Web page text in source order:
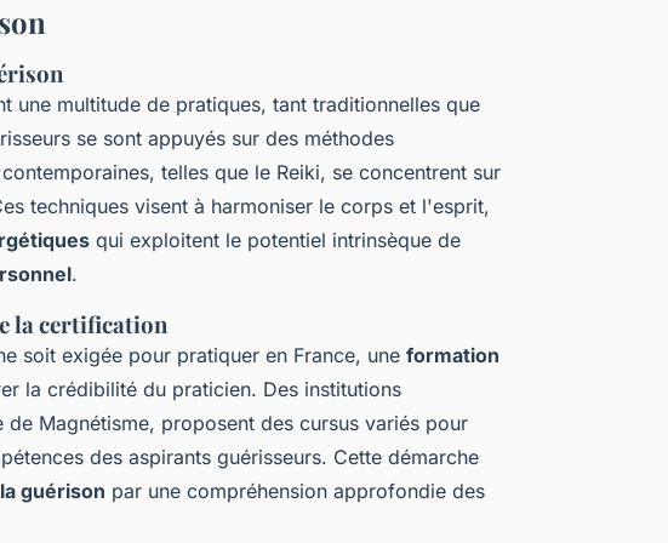
une multitude de pratiques, tant traditionnelles que
se sont appuyés sur des méthodes
telles que le Reiki, se concentrent sur
techniques visent à harmoniser le corps et l'esprit,
qui exploitent le potentiel intrinsèque de
.
la certification
soit exigée pour pratiquer en France, une formation
la crédibilité du praticien. Des institutions
Magnétisme, proposent des cursus variés pour
des aspirants guérisseurs. Cette démarche
guérison par une compréhension approfondie des